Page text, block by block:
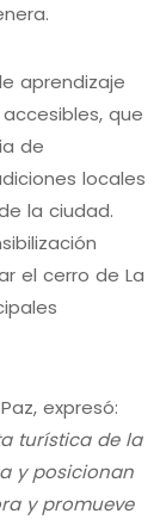
aprendizaje
que
de
locales
la ciudad.
el cerro de La
expresó:
turística de la
y posicionan
y promueve